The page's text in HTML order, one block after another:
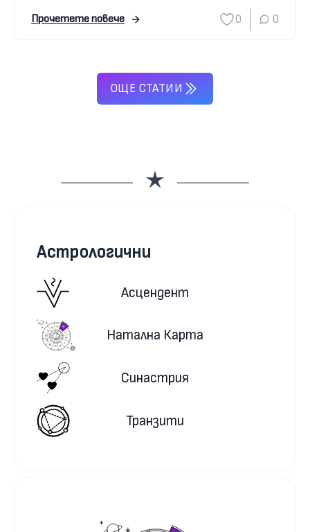
Прочетете повече 0 0
ОЩЕ СТАТИИ
Астрологични
Асцендент
Натална Карта
Синастрия
Транзити